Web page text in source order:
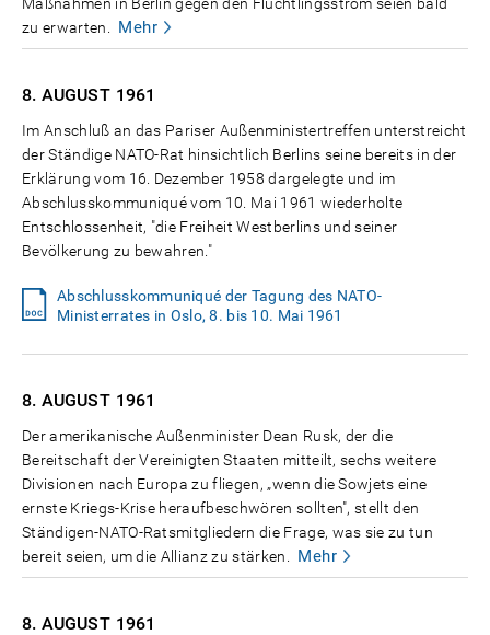
zu erwarten.
Mehr
8. AUGUST 1961
Im Anschluß an das Pariser Außenministertreffen unterstreicht
der Ständige NATO-Rat hinsichtlich Berlins seine bereits in der
Erklärung vom 16. Dezember 1958 dargelegte und im
Abschlusskommuniqué vom 10. Mai 1961 wiederholte
Entschlossenheit, "die Freiheit Westberlins und seiner
Bevölkerung zu bewahren."
Abschlusskommuniqué der Tagung des NATO-
Ministerrates in Oslo, 8. bis 10. Mai 1961
8. AUGUST 1961
Der amerikanische Außenminister Dean Rusk, der die
Bereitschaft der Vereinigten Staaten mitteilt, sechs weitere
Divisionen nach Europa zu fliegen, „wenn die Sowjets eine
ernste Kriegs-Krise heraufbeschwören sollten", stellt den
Ständigen-NATO-Ratsmitgliedern die Frage, was sie zu tun
bereit seien, um die Allianz zu stärken.
Mehr
8. AUGUST 1961